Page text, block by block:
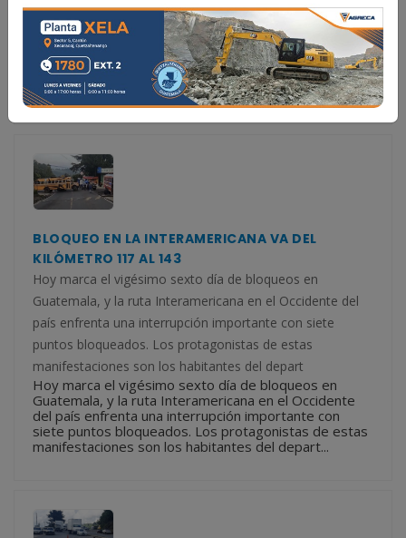
lamentablemente cobró la vida de dos pers
En un fatídico suceso ocurrido hoy en la ruta
Interamericana, cerca del redondel de Cuatro Caminos
en San Cristóbal Totonicapán, un bus pullman y un
tráiler colisionaron, desencadenando un voraz incendio
que lamentablemente cobró la vida de dos pers...
BLOQUEO EN LA INTERAMERICANA VA DEL
KILÓMETRO 117 AL 143
Hoy marca el vigésimo sexto día de bloqueos en
Guatemala, y la ruta Interamericana en el Occidente del
país enfrenta una interrupción importante con siete
puntos bloqueados. Los protagonistas de estas
manifestaciones son los habitantes del depart
Hoy marca el vigésimo sexto día de bloqueos en
Guatemala, y la ruta Interamericana en el Occidente
del país enfrenta una interrupción importante con
siete puntos bloqueados. Los protagonistas de estas
manifestaciones son los habitantes del depart...